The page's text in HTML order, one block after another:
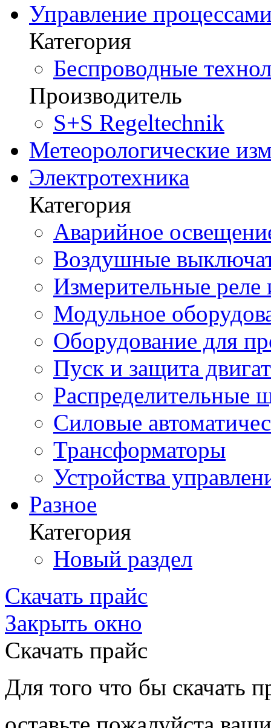
Управление
Категория
Беспроводные
Производитель
S+S Regeltechnik
Метеорологические
Электротехника
Категория
Аварийное
Воздушные
Измерительные реле
Модульное
Оборудование для
Пуск и защита
Распределительные
Силовые
Трансформаторы
Устройства
Разное
Категория
Новый раздел
Скачать прайс
Закрыть окно
Скачать прайс
Для того что бы скачать